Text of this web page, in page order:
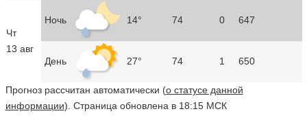
Чт
13 авг
Ночь 14° 74 0 647
День 27° 74 1 650
Прогноз рассчитан автоматически (о статусе данной
информации). Страница обновлена в 18:15 МСК